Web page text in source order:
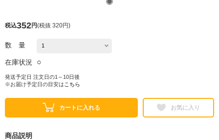
税込352円(税抜 320円)
数 量
在庫状況 ○
発送予定日 注文日の1～10日後
※お届け予定日の目安は こちら
カートに入れる お気に入り
商品説明